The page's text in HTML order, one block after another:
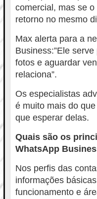
comercial, mas se
retorno no mesmo
Max alerta para a
Business:”Ele
fotos e aguardar
relaciona”.
Os especialistas
é muito mais do
que esperar delas.
Quais são os
WhatsApp
Nos perfis das
informações
funcionamento e